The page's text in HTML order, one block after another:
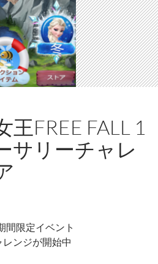
FREE FALL 1
サリーチャレ
間限定イベント
ンジが開始中